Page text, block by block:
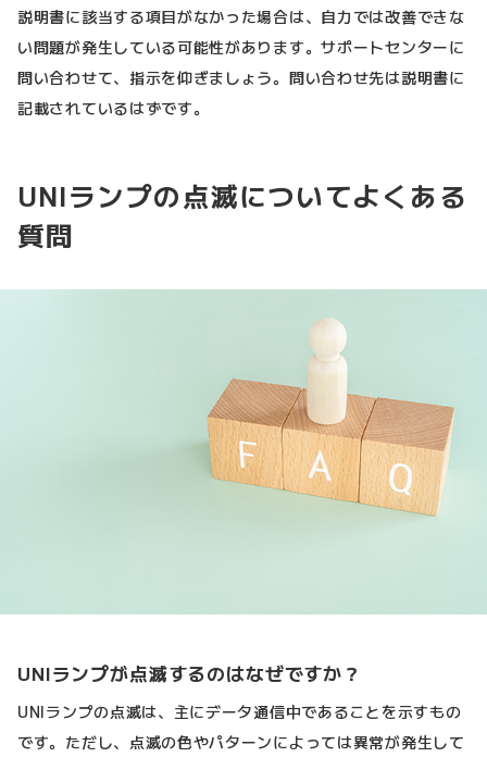
説明書に該当する項目がなかった場合は、自力では改善できな
い問題が発生している可能性があります。サポートセンターに
問い合わせて、指示を仰ぎましょう。問い合わせ先は説明書に
記載されているはずです。
UNIランプの点滅についてよくある
質問
UNIランプが点滅するのはなぜですか？
UNIランプの点滅は、主にデータ通信中であることを示すもの
です。ただし、点滅の色やパターンによっては異常が発生して